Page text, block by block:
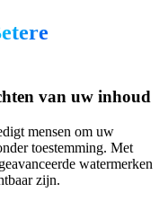
van uw inhoud
mensen om uw
toestemming. Met
watermerken
zijn.